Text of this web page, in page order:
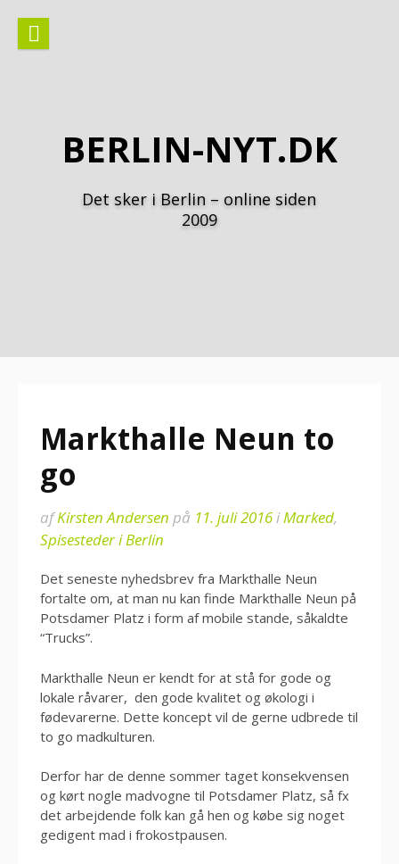
indhold
BERLIN-NYT.DK
Det sker i Berlin – online siden
2009
Markthalle Neun to
go
afKirsten Andersen på 11. juli 2016iMarked,
Spisesteder i Berlin
Det seneste nyhedsbrev fra Markthalle Neun
fortalte om, at man nu kan finde Markthalle Neun på
Potsdamer Platz i form af mobile stande, såkaldte
“Trucks”.
Markthalle Neun er kendt for at stå for gode og
lokale råvarer, den gode kvalitet og økologi i
fødevarerne. Dette koncept vil de gerne udbrede til
to go madkulturen.
Derfor har de denne sommer taget konsekvensen
og kørt nogle madvogne til Potsdamer Platz, så fx
det arbejdende folk kan gå hen og købe sig noget
gedigent mad i frokostpausen.